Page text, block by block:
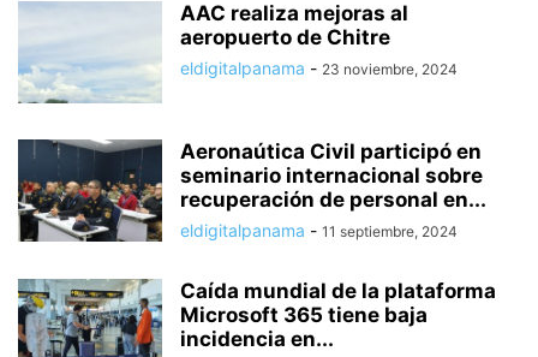
AAC realiza mejoras al
aeropuerto de Chitre
eldigitalpanama - 23 noviembre, 2024
Aeronaútica Civil participó en
seminario internacional sobre
recuperación de personal en...
eldigitalpanama - 11 septiembre, 2024
Caída mundial de la plataforma
Microsoft 365 tiene baja
incidencia en...